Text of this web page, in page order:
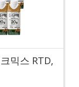
믹스 RTD,